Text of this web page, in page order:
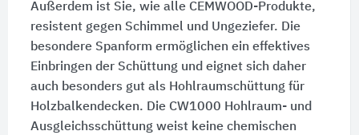
Außerdem ist Sie, wie alle CEMWOOD-Produkte,
resistent gegen Schimmel und Ungeziefer. Die
besondere Spanform ermöglichen ein effektives
Einbringen der Schüttung und eignet sich daher
auch besonders gut als Hohlraumschüttung für
Holzbalkendecken. Die CW1000 Hohlraum- und
Ausgleichsschüttung weist keine chemischen